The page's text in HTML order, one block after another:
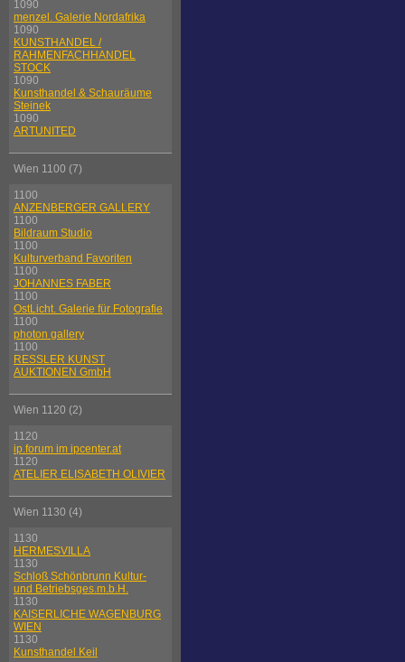
1090
menzel. Galerie Nordafrika
1090
KUNSTHANDEL /
RAHMENFACHHANDEL
STOCK
1090
Kunsthandel & Schauräume
Steinek
1090
ARTUNITED
Wien 1100 (7)
1100
ANZENBERGER GALLERY
1100
Bildraum Studio
1100
Kulturverband Favoriten
1100
JOHANNES FABER
1100
OstLicht. Galerie für Fotografie
1100
photon gallery
1100
RESSLER KUNST
AUKTIONEN GmbH
Wien 1120 (2)
1120
ip.forum im ipcenter.at
1120
ATELIER ELISABETH OLIVIER
Wien 1130 (4)
1130
HERMESVILLA
1130
Schloß Schönbrunn Kultur-
und Betriebsges.m.b.H.
1130
KAISERLICHE WAGENBURG
WIEN
1130
Kunsthandel Keil